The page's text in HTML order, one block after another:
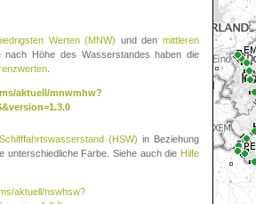
Werten (MNW) und denmittleren
Höhe des Wasserstandes haben die
aktuell/mnwmhw?
(HSW) in Beziehung
unterschiedliche Farbe. Siehe auch die Hilfe
aktuell/nswhsw?